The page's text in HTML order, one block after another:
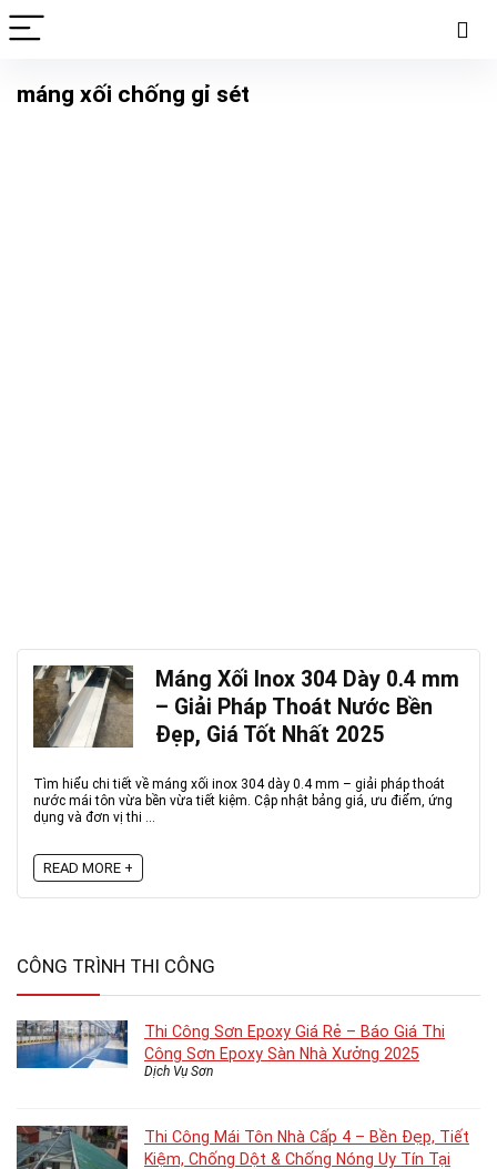
máng xối chống gỉ sét
Máng Xối Inox 304 Dày 0.4 mm
– Giải Pháp Thoát Nước Bền
Đẹp, Giá Tốt Nhất 2025
Tìm hiểu chi tiết về máng xối inox 304 dày 0.4 mm – giải pháp thoát
nước mái tôn vừa bền vừa tiết kiệm. Cập nhật bảng giá, ưu điểm, ứng
dụng và đơn vị thi ...
READ MORE +
CÔNG TRÌNH THI CÔNG
Thi Công Sơn Epoxy Giá Rẻ – Báo Giá Thi
Công Sơn Epoxy Sàn Nhà Xưởng 2025
Dịch Vụ Sơn
Thi Công Mái Tôn Nhà Cấp 4 – Bền Đẹp, Tiết
Kiệm, Chống Dột & Chống Nóng Uy Tín Tại